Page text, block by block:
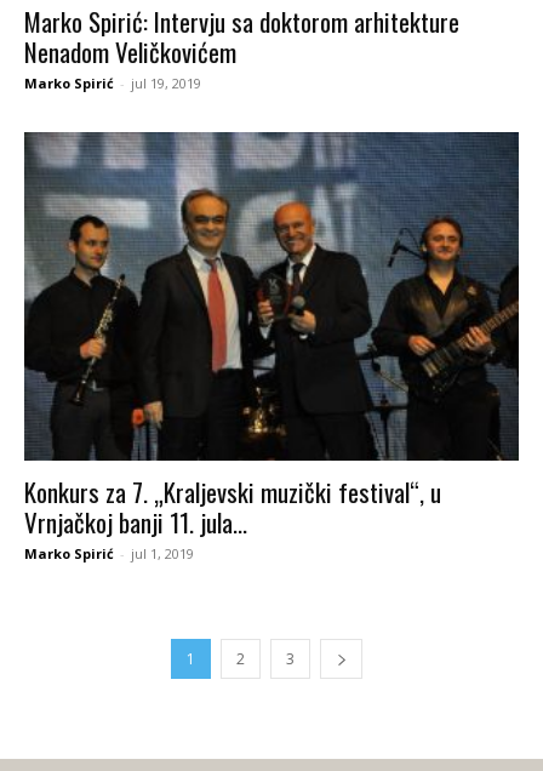
Marko Spirić: Intervju sa doktorom arhitekture
Nenadom Veličkovićem
Marko Spirić - jul 19, 2019
Konkurs za 7. „Kraljevski muzički festival“, u
Vrnjačkoj banji 11. jula...
Marko Spirić - jul 1, 2019
1 2 3